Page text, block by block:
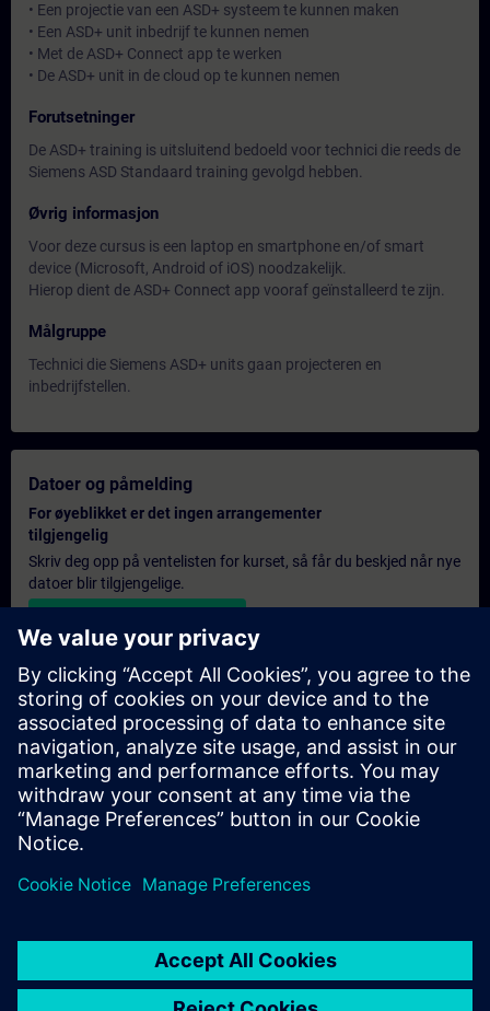
• Een projectie van een ASD+ systeem te kunnen maken
• Een ASD+ unit inbedrijf te kunnen nemen
• Met de ASD+ Connect app te werken
• De ASD+ unit in de cloud op te kunnen nemen
Forutsetninger
De ASD+ training is uitsluitend bedoeld voor technici die reeds de
Siemens ASD Standaard training gevolgd hebben.
Øvrig informasjon
Voor deze cursus is een laptop en smartphone en/of smart
device (Microsoft, Android of iOS) noodzakelijk.
Hierop dient de ASD+ Connect app vooraf geïnstalleerd te zijn.
Målgruppe
Technici die Siemens ASD+ units gaan projecteren en
inbedrijfstellen.
Datoer og påmelding
For øyeblikket er det ingen arrangementer
tilgjengelig
Skriv deg opp på ventelisten for kurset, så får du beskjed når nye
datoer blir tilgjengelige.
Personlig tilbud
Hvis du trenger et standard pristilbud for denne opplæringen,
for eksempel til innkjøpsavdelingen, kan du klikke på lenken
nedenfor. Du må først oppgi noen personopplysninger, og
deretter vil du motta et pristilbud på e-post.
Gi tilbud